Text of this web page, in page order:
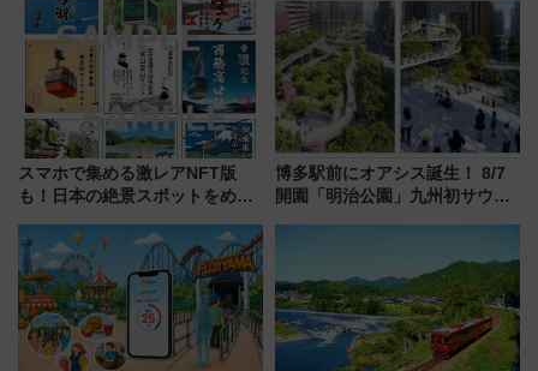
ホテル情報まとめ
月7日限定 ソフトバンクホーク
スとコラボ
スマホで集める激レアNFT版
も！日本の絶景スポットをめぐ
ん)」企画がスタート
博多駅前にオアシス誕生！ 8/7
開園「明治公園」九州初サウナ